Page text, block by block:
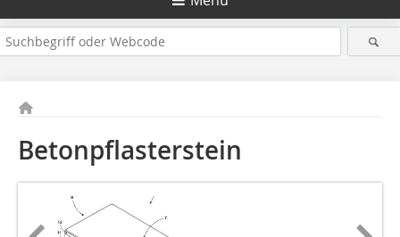
Betonpflasterstein